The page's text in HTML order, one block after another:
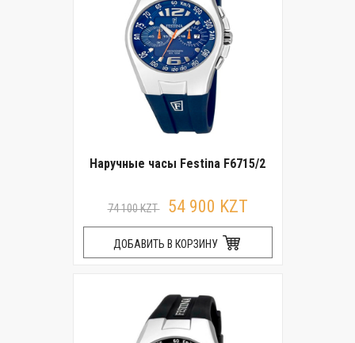
Наручные часы Festina F6715/2
74 100 KZT 54 900 KZT
ДОБАВИТЬ В КОРЗИНУ